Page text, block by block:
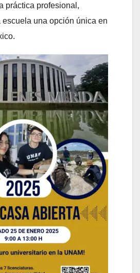
práctica profesional,
escuela una opción única en